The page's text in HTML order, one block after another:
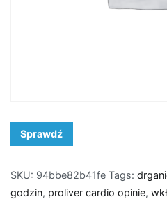
Sprawdź
SKU: 94bbe82b41fe Tags:
godzin, proliver cardio opinie,